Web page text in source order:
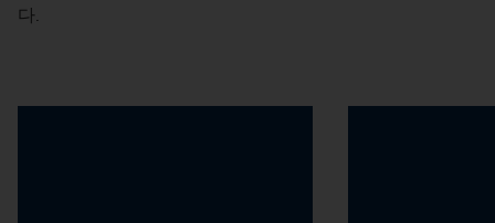
다.